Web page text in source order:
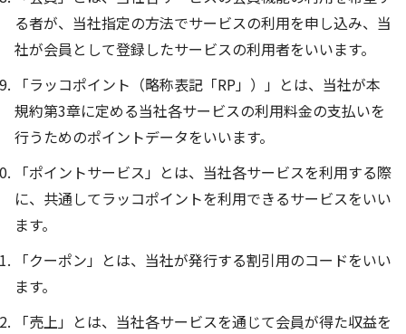
る者が、当社指定の方法でサービスの利用を申し込み、当
社が会員として登録したサービスの利用者をいいます。
「ラッコポイント（略称表記「RP」）」とは、当社が本
規約第3章に定める当社各サービスの利用料金の支払いを
行うためのポイントデータをいいます。
「ポイントサービス」とは、当社各サービスを利用する際
に、共通してラッコポイントを利用できるサービスをいい
ます。
「クーポン」とは、当社が発行する割引用のコードをいい
ます。
「売上」とは、当社各サービスを通じて会員が得た収益を